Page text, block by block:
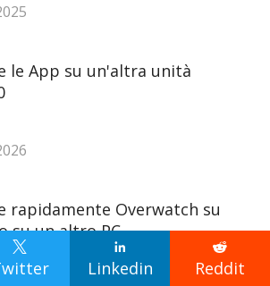
 
Linkedin

Reddit
le App su un'altra unità
rapidamente Overwatch su
su un altro PC